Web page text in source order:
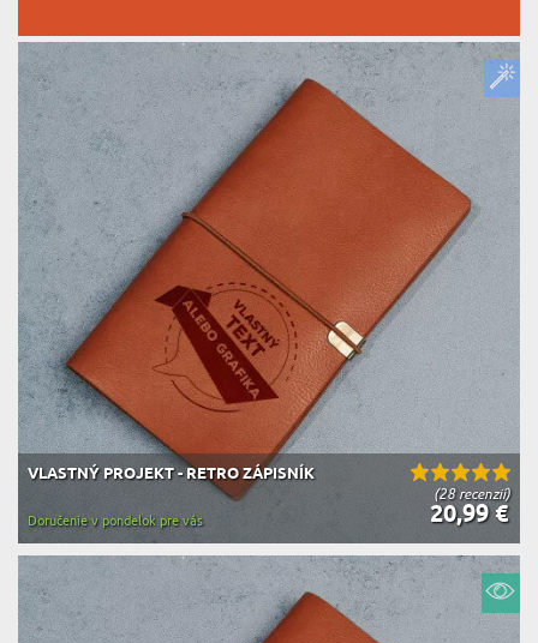
(28 recenzií)
VLASTNÝ PROJEKT - RETRO ZÁPISNÍK
20,99 €
Doručenie v pondelok pre vás